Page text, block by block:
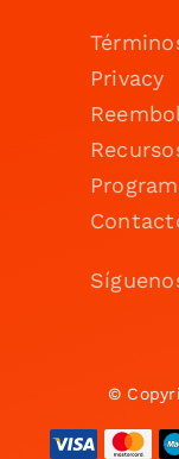
Privacy
©